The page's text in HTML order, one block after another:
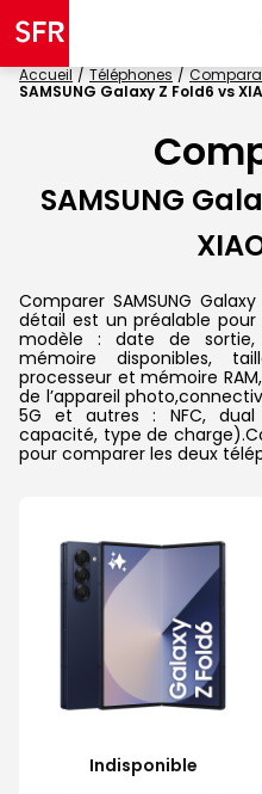
Accueil Téléphones
SAMSUNG Galaxy Z Fold6 vs
SAMSUNG
Comparer SAMSUNG
détail est un préalable
modèle : date de sortie,
mémoire disponibles,
processeur et mémoire
de l’appareil
5G et autres : NFC,
capacité, type de
pour comparer les deux
Indisponible